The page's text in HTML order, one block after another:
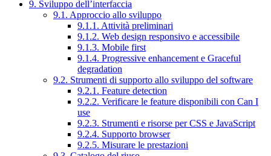
9. Sviluppo dell’interfaccia
9.1. Approccio allo sviluppo
9.1.1. Attività preliminari
9.1.2. Web design responsivo e accessibile
9.1.3. Mobile first
9.1.4. Progressive enhancement e Graceful
degradation
9.2. Strumenti di supporto allo sviluppo del software
9.2.1. Feature detection
9.2.2. Verificare le feature disponibili con Can I
use
9.2.3. Strumenti e risorse per CSS e JavaScript
9.2.4. Supporto browser
9.2.5. Misurare le prestazioni